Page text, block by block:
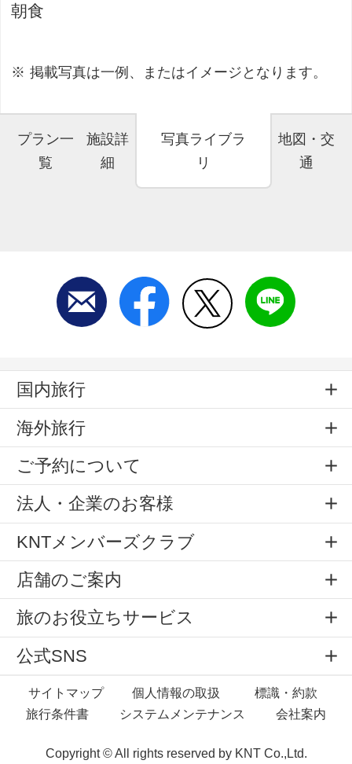
朝食
掲載写真は一例、またはイメージとなります。
プラン一
覧
施設詳
細
写真ライブラ
リ
地図・交
通
国内旅行
海外旅行
ご予約について
法人・企業のお客様
KNTメンバーズクラブ
店舗のご案内
旅のお役立ちサービス
公式SNS
サイトマップ 個人情報の取扱
標識・約款
旅行条件書
システムメンテナンス 会社案内
Copyright © All rights reserved by KNT Co.,Ltd.